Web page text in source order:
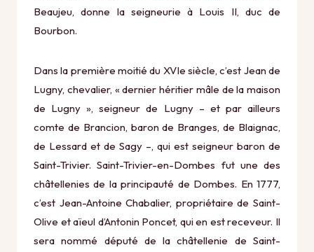
Beaujeu, donne la seigneurie à Louis II, duc de
Bourbon.
Dans la première moitié du XVIe siècle, c’est Jean de
Lugny, chevalier, « dernier héritier mâle de la maison
de Lugny », seigneur de Lugny – et par ailleurs
comte de Brancion, baron de Branges, de Blaignac,
de Lessard et de Sagy –, qui est seigneur baron de
Saint-Trivier. Saint-Trivier-en-Dombes fut une des
châtellenies de la principauté de Dombes. En 1777,
c’est Jean-Antoine Chabalier, propriétaire de Saint-
Olive et aïeul d’Antonin Poncet, qui en est receveur. Il
sera nommé député de la châtellenie de Saint-